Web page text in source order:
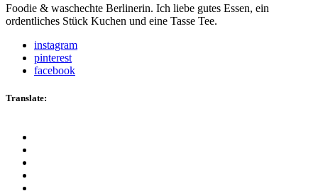
Foodie & waschechte Berlinerin. Ich liebe gutes Essen, ein
ordentliches Stück Kuchen und eine Tasse Tee.
instagram
pinterest
facebook
Translate: